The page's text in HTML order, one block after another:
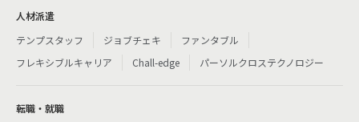
人材派遣
テンプスタッフ
ジョブチェキ
ファンタブル
フレキシブルキャリア
Chall-edge パーソルクロステクノロジー
転職・就職